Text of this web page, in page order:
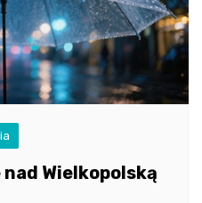
Wielkopolską